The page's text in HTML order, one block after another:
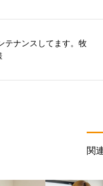
テナンスしてます。牧
関